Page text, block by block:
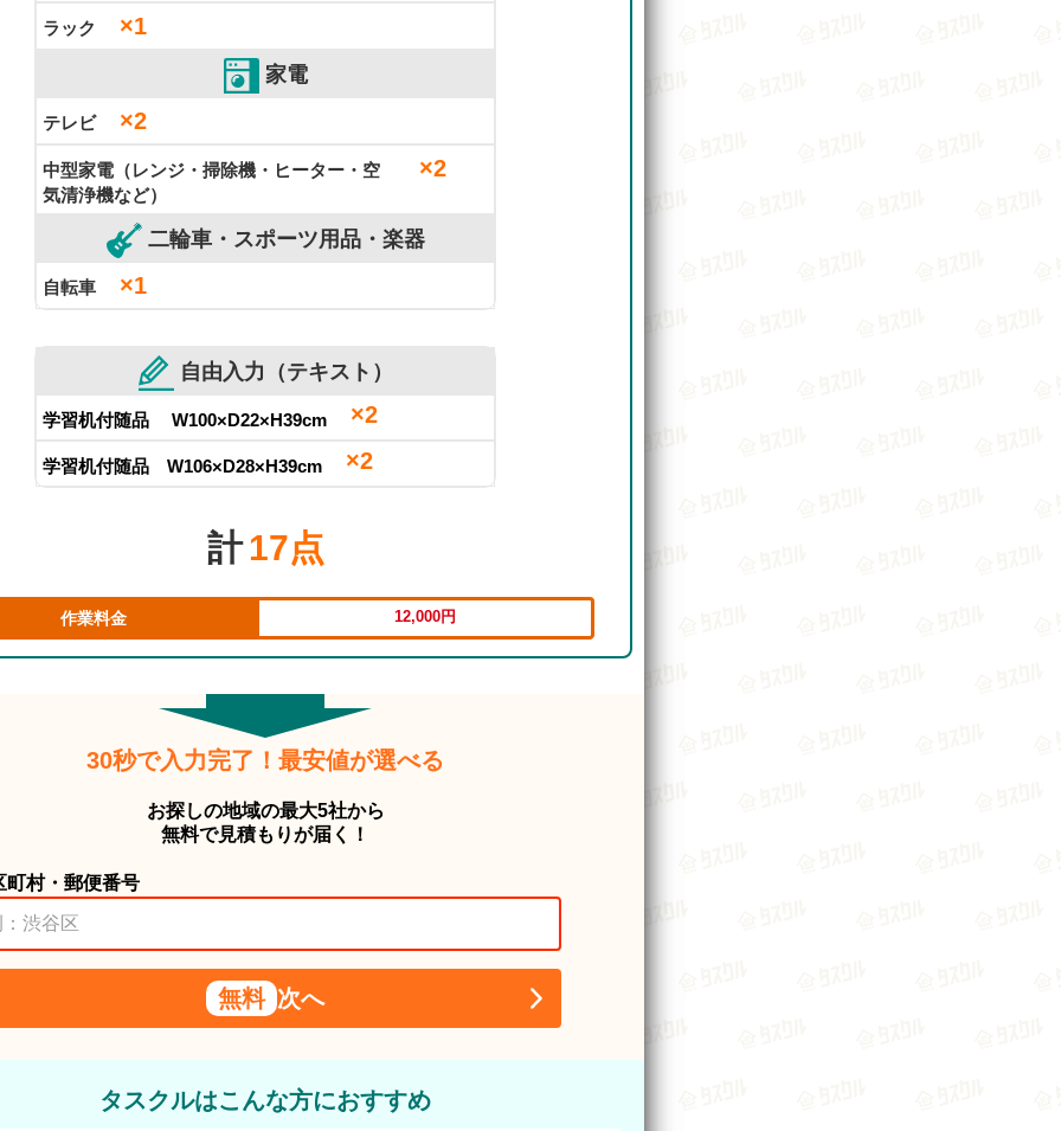
ラック ×1
家電
テレビ ×2
中型家電（レンジ・掃除機・ヒーター・空
気清浄機など）
×2
二輪車・スポーツ用品・楽器
自転車 ×1
自由入力（テキスト）
学習机付随品 W100×D22×H39cm ×2
学習机付随品 W106×D28×H39cm ×2
計17点
作業料金 12,000円
30秒で入力完了！最安値が選べる
お探しの地域の最大5社から
無料で見積もりが届く！
町村・郵便番号
無料 次へ
タスクルはこんな方におすすめ